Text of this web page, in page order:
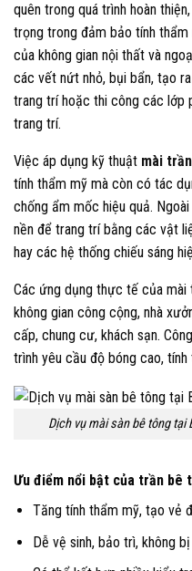
quên trong quá trình hoàn
trọng trong đảm bảo tính
của không gian nội thất và
các vết nứt nhỏ, bụi bẩn, tạo
trang trí hoặc thi công các lớp
trang trí.
Việc áp dụng kỹ thuật mài
tính thẩm mỹ mà còn có tác
chống ẩm mốc hiệu quả.
nền để trang trí bằng các vật
hay các hệ thống chiếu sáng
Các ứng dụng thực tế của
không gian công cộng, nhà
cấp, chung cư, khách sạn.
trình yêu cầu độ bóng cao,
Dịch vụ mài sàn bê tông
Ưu điểm nổi bật của trần bê
Tăng tính thẩm mỹ, tạo vẻ
Dễ vệ sinh, bảo trì, không